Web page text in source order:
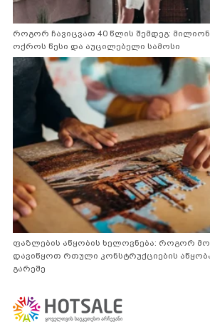
როგორ ჩავიცვათ 40 წლის შემდეგ:
ოქროს წესი და აუცილებელი სამოსი
ფაზლების აწყობის ხელოვნება: როგორ
დავიწყოთ რთული კონსტრუქციების
გარეშე